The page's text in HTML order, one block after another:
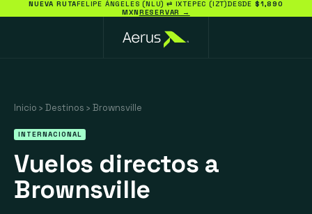
NUEVA RUTAFELIPE ÁNGELES (NLU) ⇄ IXTEPEC (IZT)DESDE $1,890
MXNRESERVAR →
Inicio › Destinos › Brownsville
INTERNACIONAL
Vuelos directos a
Brownsville